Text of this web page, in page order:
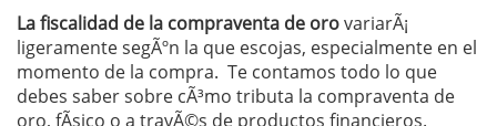
La fiscalidad de la compraventa de orovariarÃ¡
ligeramente segÃºn la que escojas, especialmente en el
momento de la compra. Te contamos todo lo que
debes saber sobre cÃ³mo tributa la compraventa de
oro, fÃ­sico o a travÃ©s de productos financieros.